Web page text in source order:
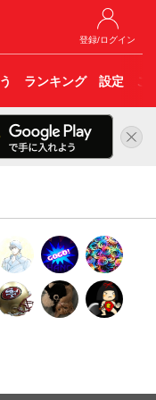
登録/ログイン
ランキング 設定 こ